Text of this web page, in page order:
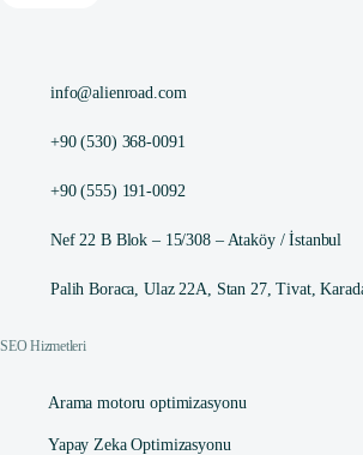
info@alienroad.com
+90 (530) 368-0091
+90 (555) 191-0092
Nef 22 B Blok – 15/308 – Ataköy / İstanbul
Palih Boraca, Ulaz 22A, Stan 27, Tivat,
SEO Hizmetleri
Arama motoru optimizasyonu
Yapay Zeka Optimizasyonu